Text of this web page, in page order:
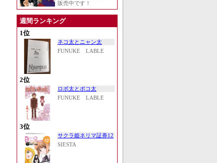
販売中です！
週間ランキング
1位
ネコ太とニャン太
FUNUKE LABLE
2位
ロボ太とポコ太
FUNUKE LABLE
3位
サクラ姫ネリマ証券12
SIESTA